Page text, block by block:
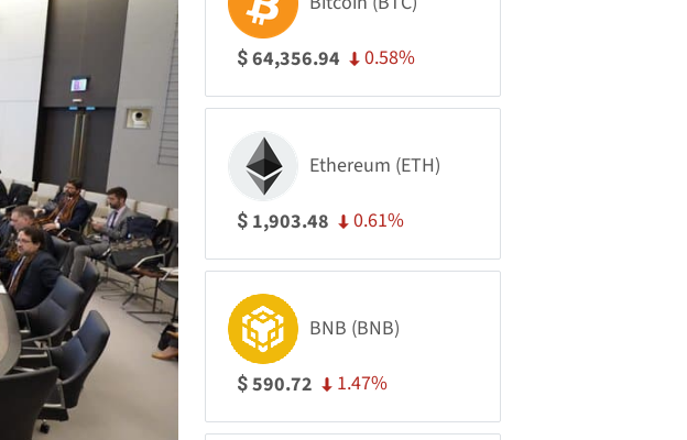
$64,356.94 0.58%
Ethereum (ETH)
$ 1,903.48 0.61%
BNB (BNB)
$590.72 1.47%